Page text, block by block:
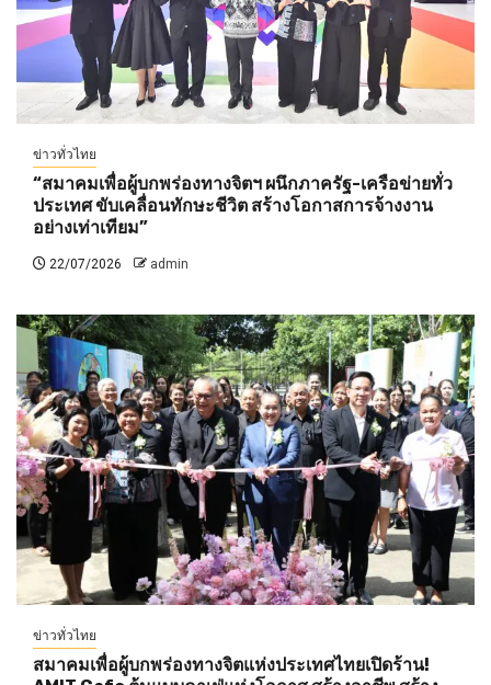
ข่าวทั่วไทย
“สมาคมเพื่อผู้บกพร่องทางจิตฯ ผนึกภาครัฐ-เครือข่ายทั่ว
ประเทศ ขับเคลื่อนทักษะชีวิต สร้างโอกาสการจ้างงาน
อย่างเท่าเทียม”
22/07/2026 admin
ข่าวทั่วไทย
สมาคมเพื่อผู้บกพร่องทางจิตแห่งประเทศไทยเปิดร้าน!